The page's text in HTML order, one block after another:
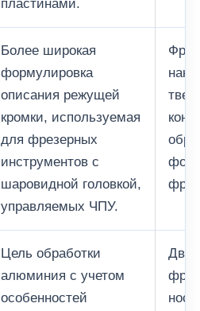
пластинами.
Более широкая
формулировка
описания режущей
кромки, используемая
для фрезерных
инструментов с
шаровидной головкой,
управляемых ЧПУ.
Цель обработки
алюминия с учетом
особенностей